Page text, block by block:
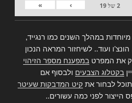
2של19
›
»
מיוחדות במהלך השנים כמו רנגייד,
הונצ'ו ועוד.. לשיחזור המראה הנכון
את המפרט במפענח מספר הזיהוי
בקטלוג הצבעים ולבסוף אם
לבחור את קיט המדבקות שעיטר
הייצור לפני כמה עשורים..